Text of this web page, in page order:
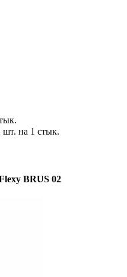
на 1 стык.
BRUS 02